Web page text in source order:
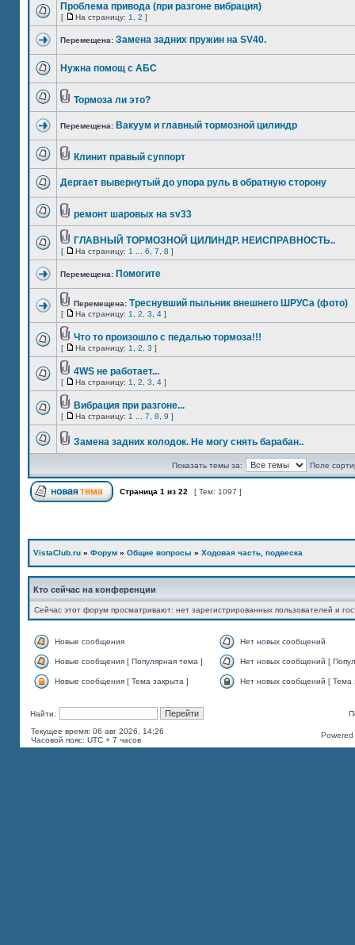
Проблема привода (при разгоне вибрация)
[ На страницу: 1 2 ]
Перемещена: Замена задних пружин на SV40.
Нужна помощ с АБС
Тормоза ли это?
Перемещена: Вакуум и главный тормозной цилиндр
Клинит правый суппорт
Дергает вывернутый до упора руль в обратную сторону
ремонт шаровых на sv33
ГЛАВНЫЙ ТОРМОЗНОЙ ЦИЛИНДР. НЕИСПРАВНОСТЬ..
[ На страницу: 1 6 7 8 ]
Перемещена: Помогите
Перемещена: Треснувший пыльник внешнего ШРУСа (фото)
[ На страницу: 1 2 3 4 ]
Что то произошло с педалью тормоза!!!
[ На страницу: 1 2 3 ]
4WS не работает...
[ На страницу: 1 2 3 4 ]
Вибрация при разгоне...
[ На страницу: 1 7 8 9 ]
Замена задних колодок. Не могу снять барабан..
Показать темы за: Поле
Страница 1 из 22 [ Тем: 1097 ]
VistaClub.ru » Форум » Общие вопросы » Ходовая часть, подвеска
Кто сейчас на конференции
Сейчас этот форум просматривают: нет зарегистрированных пользователей и
Новые сообщения Нет новых сообщений
Новые сообщения [ Популярная тема ] Нет новых сообщений [
Новые сообщения [ Тема закрыта ] Нет новых сообщений [ Тема
Найти:
Текущее время: 06 авг 2026, 14:26
Часовой пояс: UTC + 7 часов